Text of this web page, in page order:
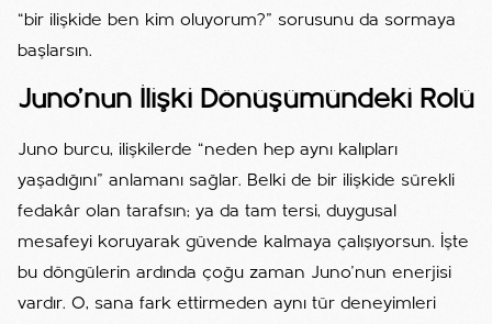
“bir ilişkide ben kim oluyorum?” sorusunu da sormaya
başlarsın.
Juno’nun İlişki Dönüşümündeki Rolü
Juno burcu, ilişkilerde “neden hep aynı kalıpları
yaşadığını” anlamanı sağlar. Belki de bir ilişkide sürekli
fedakâr olan tarafsın; ya da tam tersi, duygusal
mesafeyi koruyarak güvende kalmaya çalışıyorsun. İşte
bu döngülerin ardında çoğu zaman Juno’nun enerjisi
vardır. O, sana fark ettirmeden aynı tür deneyimleri